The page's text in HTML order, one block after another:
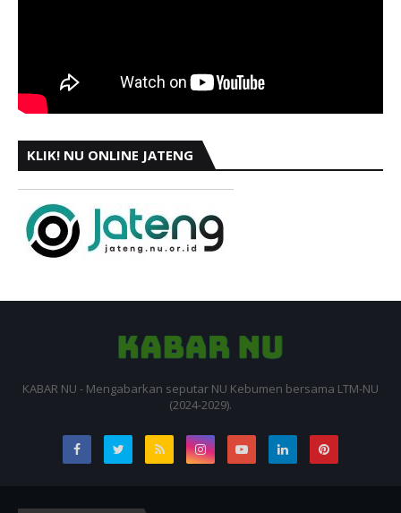
KLIK! NU ONLINE JATENG
KABAR NU - Mengabarkan seputar NU Kebumen bersama LTM-NU
(2024-2029).